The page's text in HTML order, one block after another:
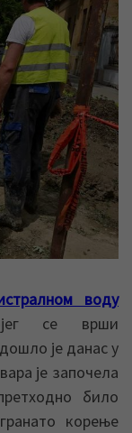
воду
се врши
је данас у
је започела
било
корење